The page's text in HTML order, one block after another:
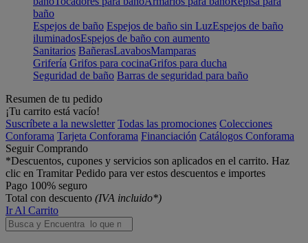
baño
Espejos de baño Espejos de baño sin LuzEspejos de baño
iluminadosEspejos de baño con aumento
Sanitarios BañerasLavabosMamparas
Grifería Grifos para cocinaGrifos para ducha
Seguridad de baño Barras de seguridad para baño
Resumen de tu pedido
¡Tu carrito está vacío!
Suscríbete a la newsletter Todas las promociones Colecciones
Conforama Tarjeta Conforama Financiación Catálogos Conforama
Seguir Comprando
*Descuentos, cupones y servicios son aplicados en el carrito. Haz
clic en Tramitar Pedido para ver estos descuentos e importes
Pago 100% seguro
Total con descuento (IVA incluido*)
Ir Al Carrito